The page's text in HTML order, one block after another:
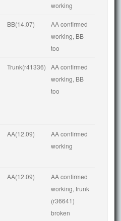
working
BB(14.07)
AA confirmed
working, BB
too
Trunk(r41336)
AA confirmed
working, BB
too
AA(12.09)
AA confirmed
working
AA(12.09)
AA confirmed
working, trunk
(r36641)
broken